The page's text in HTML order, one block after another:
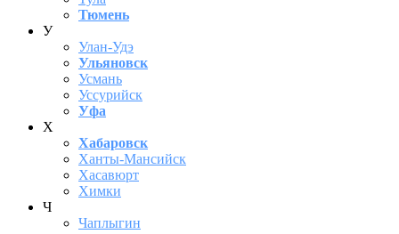
Тюмень
У
Улан-Удэ
Ульяновск
Усмань
Уссурийск
Уфа
Х
Хабаровск
Ханты-Мансийск
Хасавюрт
Химки
Ч
Чаплыгин